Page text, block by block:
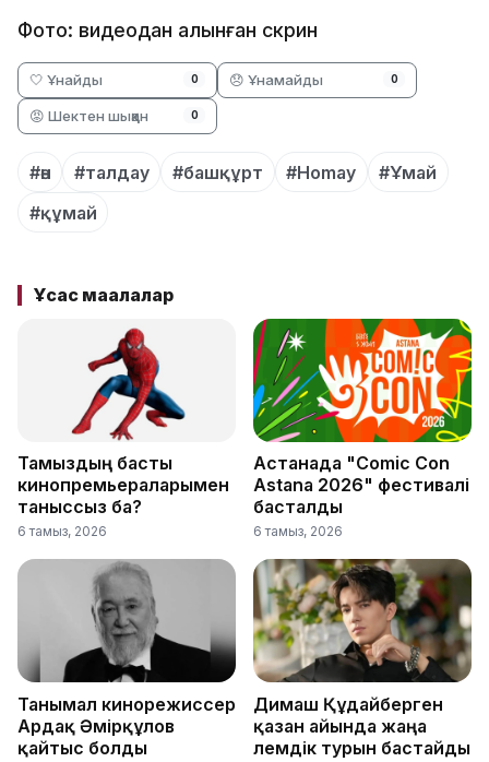
Фото: видеодан алынған скрин
🤍 Ұнайды 0 😞 Ұнамайды 0
😡 Шектен шыққан 0
#ән #талдау #башқұрт #Homay
#Ұмай
#құмай
Ұқсас мақалалар
Тамыздың басты
кинопремьераларымен
таныссыз ба?
6 тамыз, 2026
Астанада "Comic Con
Astana 2026" фестивалі
басталды
6 тамыз, 2026
Танымал кинорежиссер
Ардақ Әмірқұлов
қайтыс болды
Димаш Құдайберген
қазан айында жаңа
әлемдік турын бастайды